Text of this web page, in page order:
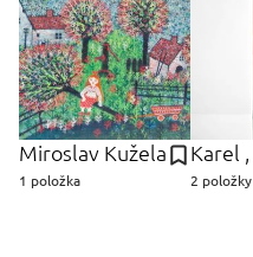
Miroslav Kužela
1 položka 2 položky